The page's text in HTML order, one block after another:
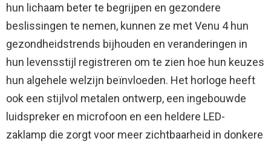
hun lichaam beter te begrijpen en gezondere
beslissingen te nemen, kunnen ze met Venu 4 hun
gezondheidstrends bijhouden en veranderingen in
hun levensstijl registreren om te zien hoe hun keuzes
hun algehele welzijn beïnvloeden. Het horloge heeft
ook een stijlvol metalen ontwerp, een ingebouwde
luidspreker en microfoon en een heldere LED-
zaklamp die zorgt voor meer zichtbaarheid in donkere